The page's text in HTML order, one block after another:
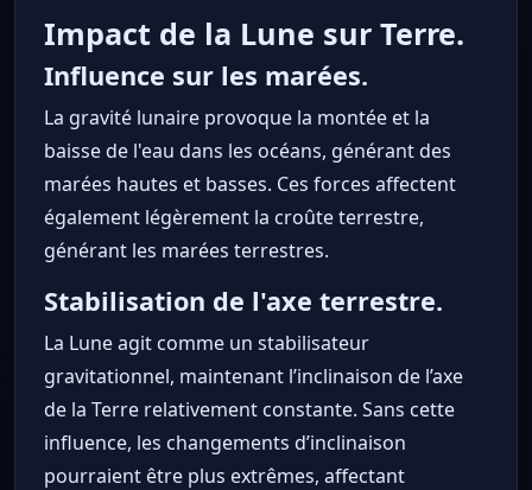
Impact de la Lune sur Terre.
Influence sur les marées.
La gravité lunaire provoque la montée et la
baisse de l'eau dans les océans, générant des
marées hautes et basses. Ces forces affectent
également légèrement la croûte terrestre,
générant les marées terrestres.
Stabilisation de l'axe terrestre.
La Lune agit comme un stabilisateur
gravitationnel, maintenant l’inclinaison de l’axe
de la Terre relativement constante. Sans cette
influence, les changements d’inclinaison
pourraient être plus extrêmes, affectant